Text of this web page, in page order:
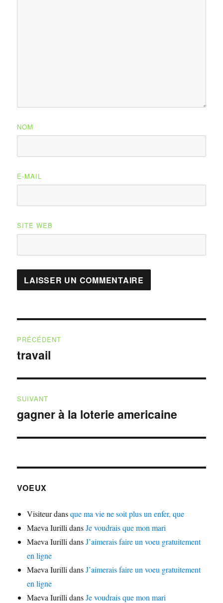
NOM
E-MAIL
SITE WEB
de
PRÉCÉDENT
Publication
travail
SUIVANT
Publication
gagner à la loterie americaine
VOEUX
Visiteurdansque ma vie ne soit plus un enfer, que
Maeva Iurilli dansJe voudrais que mon mari
Maeva Iurilli dansJ’aimerais faire un voeu gratuitement
en ligne
Maeva Iurilli dansJ’aimerais faire un voeu gratuitement
en ligne
Maeva Iurilli dansJe voudrais que mon mari